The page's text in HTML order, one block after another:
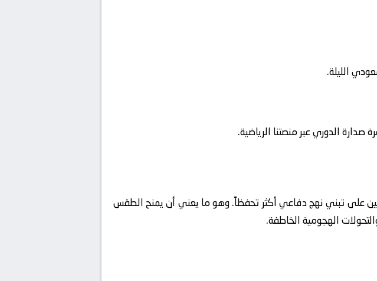
الليلة.
الدوري عبر منصتنا الرياضية.
على تبني نهج دفاعي أكثر تحفظاً. وهو ما يعني أن يمنح الطقس
الهجومية الخاطفة.